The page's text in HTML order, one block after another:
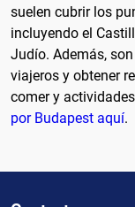
suelen cubrir los
incluyendo el
Judío. Además,
viajeros y obtener
comer y
por Budapest aquí.